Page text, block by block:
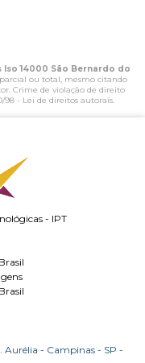
14000 São Bernardo do
ou total, mesmo citando
Crime de violação de direito
98 - Lei de direitos autorais.
- IPT
Aurélia - Campinas - SP -